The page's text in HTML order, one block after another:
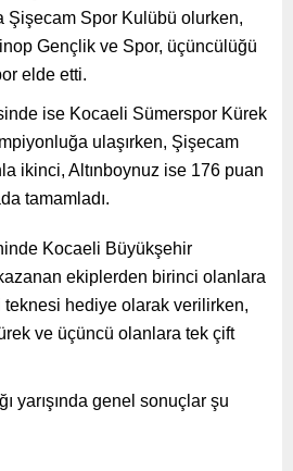
Şişecam Spor Kulübü olurken,
Gençlik ve Spor, üçüncülüğü
elde etti.
ise Kocaeli Sümerspor Kürek
ulaşırken, Şişecam
ikinci, Altınboynuz ise 176 puan
tamamladı.
Kocaeli Büyükşehir
ekiplerden birinci olanlara
hediye olarak verilirken,
ve üçüncü olanlara tek çift
yarışında genel sonuçlar şu